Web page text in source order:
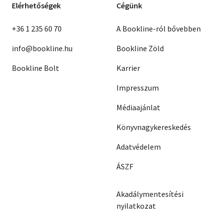
Elérhetőségek
+36 1 235 60 70
info@bookline.hu
Bookline Bolt
Cégünk
A Bookline-ról bővebben
Bookline Zöld
Karrier
Impresszum
Médiaajánlat
Könyvnagykereskedés
Adatvédelem
ÁSZF
Akadálymentesítési
nyilatkozat